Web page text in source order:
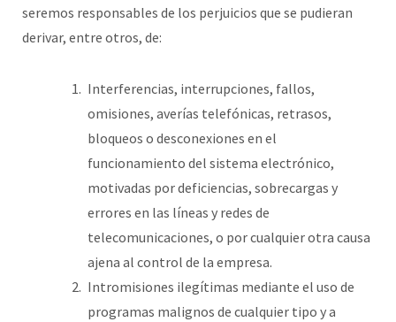
seremos responsables de los perjuicios que se pudieran
derivar, entre otros, de:
Interferencias, interrupciones, fallos,
omisiones, averías telefónicas, retrasos,
bloqueos o desconexiones en el
funcionamiento del sistema electrónico,
motivadas por deficiencias, sobrecargas y
errores en las líneas y redes de
telecomunicaciones, o por cualquier otra causa
ajena al control de la empresa.
Intromisiones ilegítimas mediante el uso de
programas malignos de cualquier tipo y a